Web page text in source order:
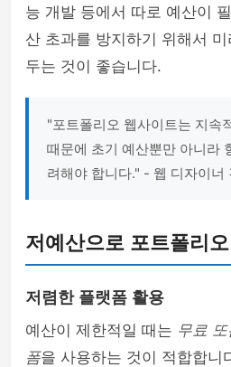
능 개발 등에서 따로 예산이
산 초과를 방지하기 위해서 미
두는 것이 좋습니다.
"포트폴리오 웹사이트는 지속
때문에 초기 예산뿐만 아니라
려해야 합니다." - 웹 디자이너
저예산으로 포트폴리
저렴한 플랫폼 활용
예산이 제한적일 때는 무료
폼을 사용하는 것이 적합합니